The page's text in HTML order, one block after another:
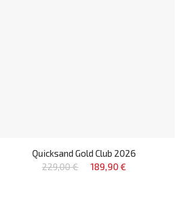
Quicksand Gold Club 2026
229,00 €
189,90 €